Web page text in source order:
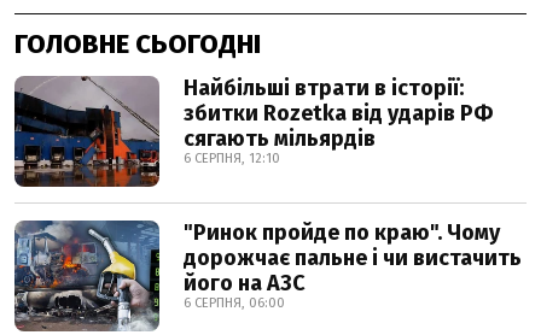
ГОЛОВНЕ СЬОГОДНІ
Найбільші втрати в історії:
збитки Rozetka від ударів РФ
сягають мільярдів
6 СЕРПНЯ, 12:10
"Ринок пройде по краю". Чому
дорожчає пальне і чи вистачить
його на АЗС
6 СЕРПНЯ, 06:00